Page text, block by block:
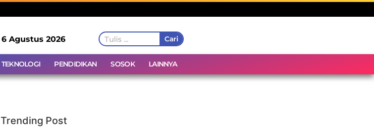
6 Agustus 2026 Cari
TEKNOLOGI PENDIDIKAN SOSOK LAINNYA
Trending Post